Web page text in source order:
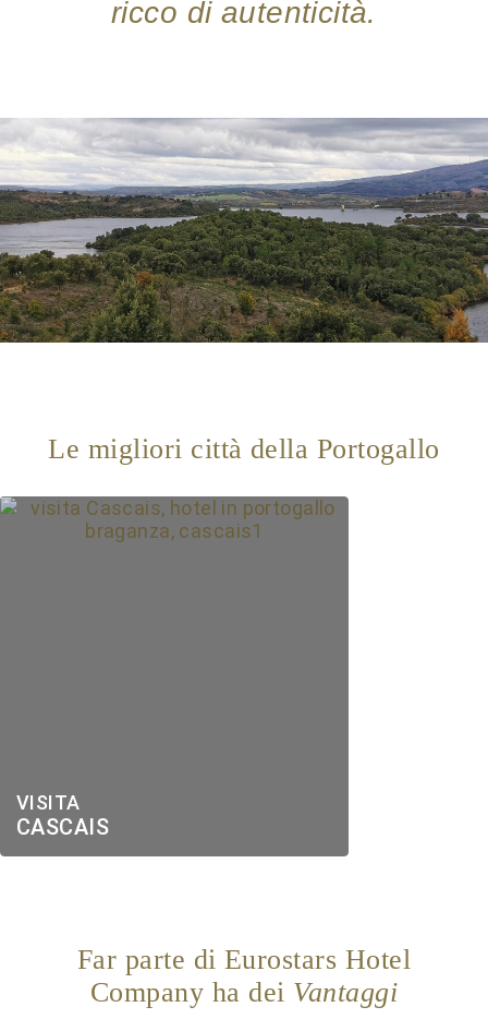
ricco di autenticità.
Le migliori città della Portogallo
VISITA
CASCAIS
Far parte di Eurostars Hotel
Company ha dei Vantaggi